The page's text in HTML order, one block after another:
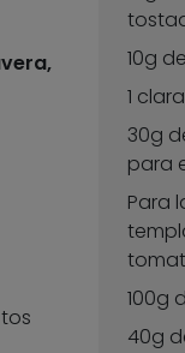
10g
1
30g
para
Para
100g
40g